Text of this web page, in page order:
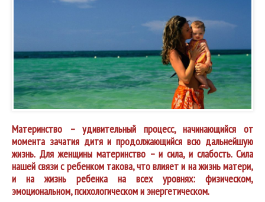
Материнство – удивительный процесс, начинающийся от
момента зачатия дитя и продолжающийся всю дальнейшую
жизнь. Для женщины материнство – и сила, и слабость. Сила
нашей связи с ребенком такова, что влияет и на жизнь матери,
и на жизнь ребенка на всех уровнях: физическом,
эмоциональном, психологическом и энергетическом.